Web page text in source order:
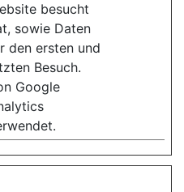
besucht
sowie Daten
den ersten und
Besuch.
Google